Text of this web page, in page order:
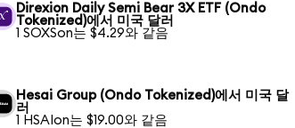
Direxion Daily Semi Bear 3X ETF (Ondo
Tokenized)에서 미국 달러
1 SOXSon는 $4.29와 같음
Hesai Group (Ondo Tokenized)에서 미국 달
러
1 HSAIon는 $19.00와 같음